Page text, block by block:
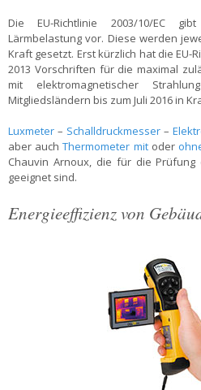
Die EU-Richtlinie 2003/10/EC
Lärmbelastung vor. Diese werden
Kraft gesetzt. Erst kürzlich hat die EU-
2013 Vorschriften für die maximal
mit elektromagnetischer
Mitgliedsländern bis zum Juli 2016 in
Luxmeter – Schalldruckmesser –
aber auchThermometer mitoder
Chauvin Arnoux, die für die Prüfung
geeignet sind.
Energieeffizienz von